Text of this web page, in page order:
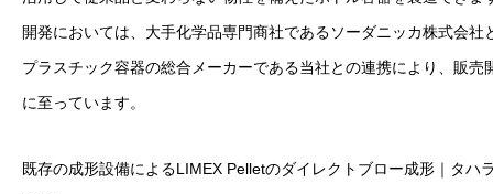
開発においては、大手化学品専門商社であるソーダニッカ株式会社
プラスチック容器の総合メーカーである当社との連携により、販売
に至っています。
既存の成形設備によるLIMEX Pelletのダイレクトブロー成形｜タハ